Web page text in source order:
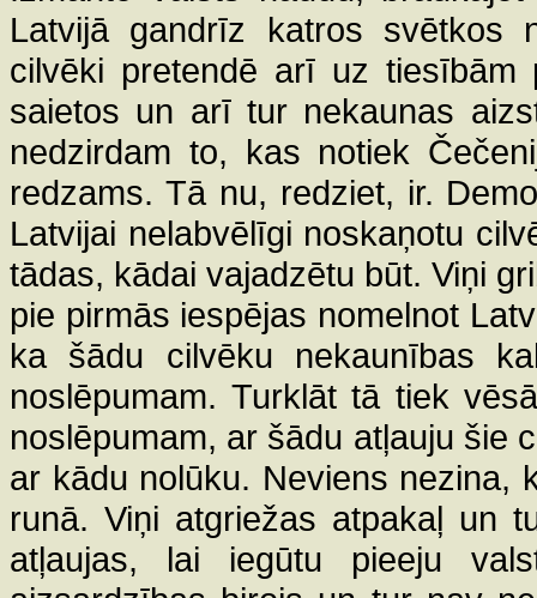
Latvijā gandrīz katros svētkos
cilvēki pretendē arī uz tiesībām
saietos un arī tur nekaunas
nedzirdam to, kas notiek
redzams. Tā nu, redziet, ir.
Latvijai nelabvēlīgi noskaņotu
tādas, kādai vajadzētu būt. Viņi
pie pirmās iespējas nomelnot
ka šādu cilvēku nekaunības
noslēpumam. Turklāt tā tiek
noslēpumam, ar šādu atļauju šie
ar kādu nolūku. Neviens nezina,
runā. Viņi atgriežas atpakaļ un
atļaujas, lai iegūtu pieeju